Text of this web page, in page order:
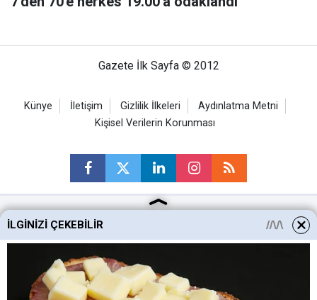
Gazete İlk Sayfa © 2012
Künye İletişim Gizlilik İlkeleri
Aydınlatma Metni
Kişisel Verilerin Korunması
Ankara Haberleri
Keçiören Haberleri
Altındağ Haberleri
İLGINIZI ÇEKEBILIR